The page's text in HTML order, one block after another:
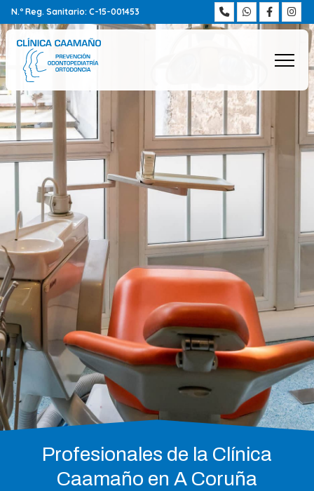
N.º Reg. Sanitario: C-15-001453
Profesionales de la Clínica
Caamaño en A Coruña